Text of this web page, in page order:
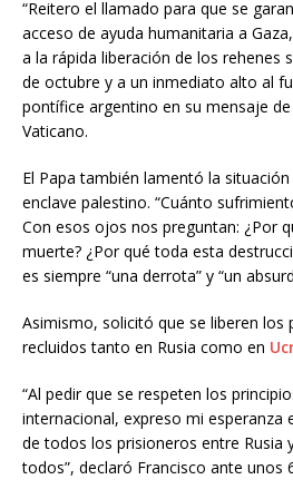
“Reitero el llamado para que se
acceso de ayuda humanitaria a
a la rápida liberación de los rehenes
de octubre y a un inmediato alto al
pontífice argentino en su mensaje
Vaticano.
El Papa también lamentó la
enclave palestino. “Cuánto
Con esos ojos nos preguntan: ¿Por
muerte? ¿Por qué toda esta
es siempre “una derrota” y “un
Asimismo, solicitó que se liberen los
recluidos tanto en Rusia como en
“Al pedir que se respeten los
internacional, expreso mi esperanza
de todos los prisioneros entre Rusia
todos”, declaró Francisco ante unos